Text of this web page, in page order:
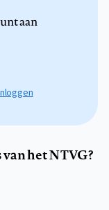
aan
het NTVG?